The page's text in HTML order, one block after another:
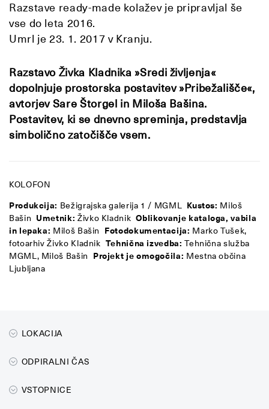
Razstave ready-made kolažev je pripravljal še
vse do leta 2016.
Umrl je 23. 1. 2017 v Kranju.
Razstavo Živka Kladnika »Sredi življenja«
dopolnjuje prostorska postavitev »Pribežališče«,
avtorjev Sare Štorgel in Miloša Bašina.
Postavitev, ki se dnevno spreminja, predstavlja
simbolično zatočišče vsem.
KOLOFON
Produkcija: Bežigrajska galerija 1 / MGML Kustos: Miloš
Bašin Umetnik: Živko Kladnik Oblikovanje kataloga, vabila
in lepaka: Miloš Bašin Fotodokumentacija: Marko Tušek,
fotoarhiv Živko Kladnik Tehnična izvedba: Tehnična služba
MGML, Miloš Bašin
Projekt je omogočila: Mestna občina
Ljubljana
LOKACIJA
ODPIRALNI ČAS
VSTOPNICE